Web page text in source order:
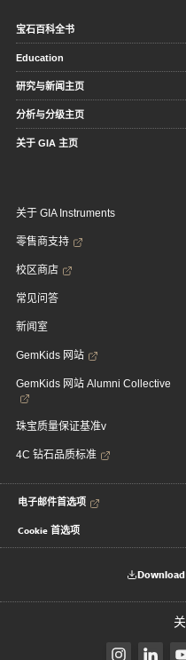
宝石百科全书
Education
研究与新闻主页
分析与分级主页
关于 GIA 主页
关于 GIA Instruments
零售商支持
校区商店
常见问答
新闻室
GemKids 网站
GemKids 网站 Alumni Collective
珠宝质量保证基准v
4C 钻石品质标准
电子邮件首选项
Cookie 首选项